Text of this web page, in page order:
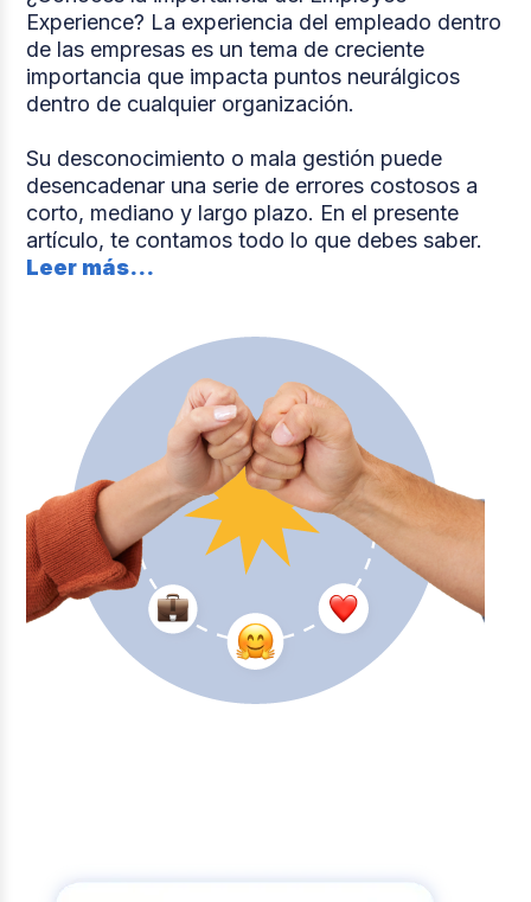
Experience? La experiencia del empleado dentro
de las empresas es un tema de creciente
importancia que impacta puntos neurálgicos
dentro de cualquier organización.
Su desconocimiento o mala gestión puede
desencadenar una serie de errores costosos a
corto, mediano y largo plazo. En el presente
artículo, te contamos todo lo que debes saber.
Leer más...